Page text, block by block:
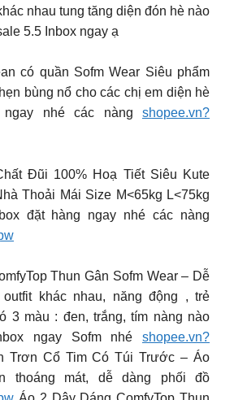
nhau tung tăng diện đón hè nào
5.5 Inbox ngay ạ
có quần Sofm Wear Siêu phẩm
bùng nổ cho các chị em diện hè
ngay nhé các nàng shopee.vn?
Đũi 100% Hoạ Tiết Siêu Kute
Thoải Mái Size M<65kg L<75kg
đặt hàng ngay nhé các nàng
Thun Gân Sofm Wear – Dễ
khác nhau, năng động , trẻ
3 màu : đen, trắng, tím nàng nào
ngay Sofm nhé shopee.vn?
Trơn Cổ Tim Có Túi Trước – Áo
thoáng mát, dễ dàng phối đồ